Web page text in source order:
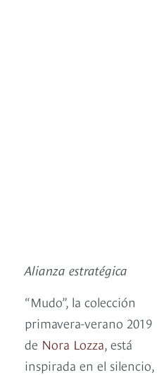
Alianza estratégica
“Mudo”, la colección
primavera-verano 2019
de Nora Lozza, está
inspirada en el silencio,